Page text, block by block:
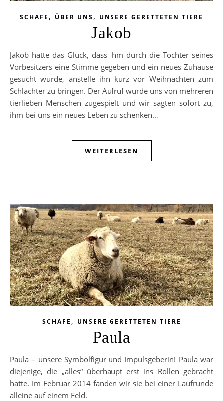
SCHAFE , ÜBER UNS, UNSERE GERETTETEN TIERE
Jakob
Jakob hatte das Glück, dass ihm durch die Tochter seines
Vorbesitzers eine Stimme gegeben und ein neues Zuhause
gesucht wurde, anstelle ihn kurz vor Weihnachten zum
Schlachter zu bringen. Der Aufruf wurde uns von mehreren
tierlieben Menschen zugespielt und wir sagten sofort zu,
ihm bei uns ein neues Leben zu schenken…
WEITERLESEN
SCHAFE , UNSERE GERETTETEN TIERE
Paula
Paula – unsere Symbolfigur und Impulsgeberin! Paula war
diejenige, die „alles“ überhaupt erst ins Rollen gebracht
hatte. Im Februar 2014 fanden wir sie bei einer Laufrunde
alleine auf einem Feld.